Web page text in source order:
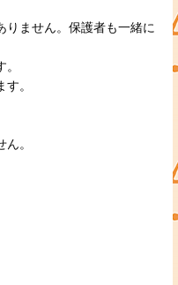
りません。保護者も一緒に
。
。